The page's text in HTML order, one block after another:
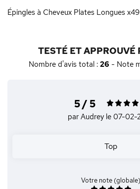
Épingles à Cheveux Plates Longues
TESTÉ ET APPROUVÉ
Nombre d'avis total : 26 - Note
5 / 5
par Audrey le 07-02-
Top
Votre note (globale)